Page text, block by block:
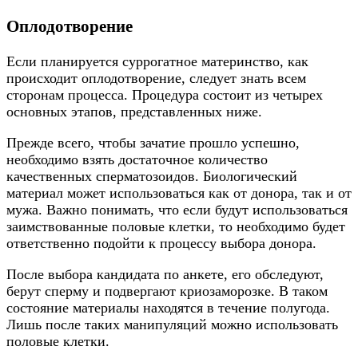
Оплодотворение
Если планируется суррогатное материнство, как
происходит оплодотворение, следует знать всем
сторонам процесса. Процедура состоит из четырех
основных этапов, представленных ниже.
Прежде всего, чтобы зачатие прошло успешно,
необходимо взять достаточное количество
качественных сперматозоидов. Биологический
материал может использоваться как от донора, так и от
мужа. Важно понимать, что если будут использоваться
заимствованные половые клетки, то необходимо будет
ответственно подойти к процессу выбора донора.
После выбора кандидата по анкете, его обследуют,
берут сперму и подвергают криозаморозке. В таком
состояние материалы находятся в течение полугода.
Лишь после таких манипуляций можно использовать
половые клетки.